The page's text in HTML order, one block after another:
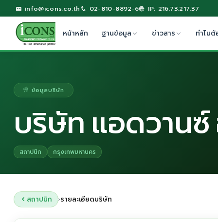
info@icons.co.th 02-810-8892-6 IP: 216.73.217.37
หน้าหลัก ฐานข้อมูล ข่าวสาร ทำไมต้
ข้อมูลบริษัท
บริษัท แอดวานซ์
สถาปนิก กรุงเทพมหานคร
สถาปนิก ›รายละเอียดบริษัท